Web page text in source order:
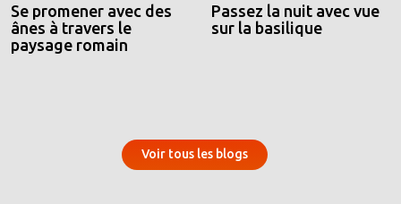
Se promener avec des
ânes à travers le
paysage romain
Passez la nuit avec vue
sur la basilique
Voir tous les blogs